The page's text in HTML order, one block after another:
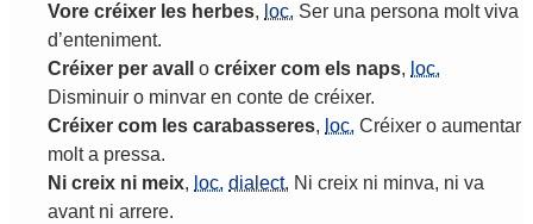
Vore créixer les herbes, loc. Ser una persona molt viva
d’enteniment.
Créixer per avall o créixer com els naps, loc.
Disminuir o minvar en conte de créixer.
Créixer com les carabasseres, loc. Créixer o aumentar
molt a pressa.
Ni creix ni meix, loc. dialect. Ni creix ni minva, ni va
avant ni arrere.